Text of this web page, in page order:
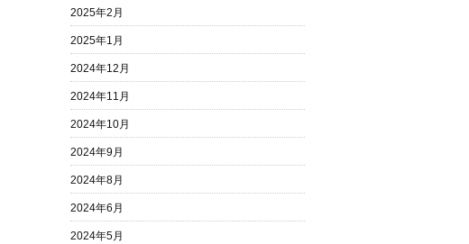
2025年2月
2025年1月
2024年12月
2024年11月
2024年10月
2024年9月
2024年8月
2024年6月
2024年5月